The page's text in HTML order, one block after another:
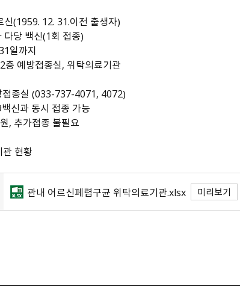
（1959. 12. 31.이전 출생자）
당 백신（1회 접종）
일까지
층 예방접종실, 위탁의료기관
종실 （033-737-4071, 4072）
신과 동시 접종 가능
, 추가접종 불필요
관 현황
관내 어르신폐렴구균 위탁의료기관.xlsx 미리보기